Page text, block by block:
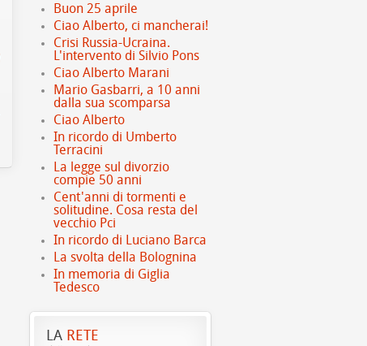
Buon 25 aprile
Ciao Alberto, ci mancherai!
Crisi Russia-Ucraina.
L'intervento di Silvio Pons
Ciao Alberto Marani
Mario Gasbarri, a 10 anni
dalla sua scomparsa
Ciao Alberto
In ricordo di Umberto
Terracini
La legge sul divorzio
compie 50 anni
Cent'anni di tormenti e
solitudine. Cosa resta del
vecchio Pci
In ricordo di Luciano Barca
La svolta della Bolognina
In memoria di Giglia
Tedesco
LA RETE